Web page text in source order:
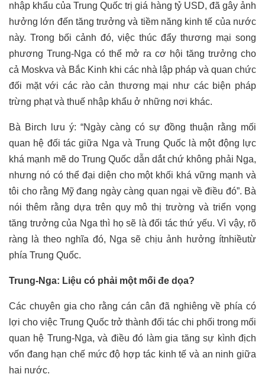
nhập khẩu của Trung Quốc trị giá hàng tỷ USD, đã gây ảnh
hưởng lớn đến tăng trưởng và tiềm năng kinh tế của nước
này. Trong bối cảnh đó, việc thúc đẩy thương mại song
phương Trung-Nga có thể mở ra cơ hội tăng trưởng cho
cả Moskva và Bắc Kinh khi các nhà lập pháp và quan chức
đối mặt với các rào cản thương mại như các biện pháp
trừng phạt và thuế nhập khẩu ở những nơi khác.
Bà Birch lưu ý: “Ngày càng có sự đồng thuận rằng mối
quan hệ đối tác giữa Nga và Trung Quốc là một động lực
khá mạnh mẽ do Trung Quốc dẫn dắt chứ không phải Nga,
nhưng nó có thể đại diện cho một khối khá vững mạnh và
tôi cho rằng Mỹ đang ngày càng quan ngại về điều đó”. Bà
nói thêm rằng dựa trên quy mô thị trường và triển vọng
tăng trưởng của Nga thì họ sẽ là đối tác thứ yếu. Vì vậy, rõ
ràng là theo nghĩa đó, Nga sẽ chịu ảnh hưởng ítnhiềutừ
phía Trung Quốc.
Trung-Nga: Liệu có phải một mối đe dọa?
Các chuyên gia cho rằng cán cân đã nghiêng về phía có
lợi cho việc Trung Quốc trở thành đối tác chi phối trong mối
quan hệ Trung-Nga, và điều đó làm gia tăng sự kình địch
vốn đang hạn chế mức độ hợp tác kinh tế và an ninh giữa
hai nước.